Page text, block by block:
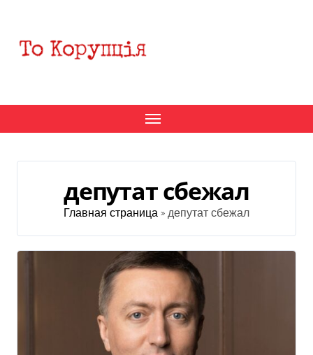
содержанию
депутат сбежал
Главная страница » депутат сбежал